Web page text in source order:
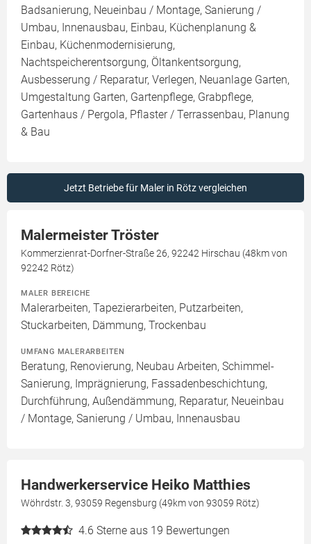
Badsanierung, Neueinbau / Montage, Sanierung /
Umbau, Innenausbau, Einbau, Küchenplanung &
Einbau, Küchenmodernisierung,
Nachtspeicherentsorgung, Öltankentsorgung,
Ausbesserung / Reparatur, Verlegen, Neuanlage Garten,
Umgestaltung Garten, Gartenpflege, Grabpflege,
Gartenhaus / Pergola, Pflaster / Terrassenbau, Planung
& Bau
Jetzt Betriebe für Maler in Rötz vergleichen
Malermeister Tröster
Kommerzienrat-Dorfner-Straße 26, 92242 Hirschau (48km von
92242 Rötz)
MALER BEREICHE
Malerarbeiten, Tapezierarbeiten, Putzarbeiten,
Stuckarbeiten, Dämmung, Trockenbau
UMFANG MALERARBEITEN
Beratung, Renovierung, Neubau Arbeiten, Schimmel-
Sanierung, Imprägnierung, Fassadenbeschichtung,
Durchführung, Außendämmung, Reparatur, Neueinbau
/ Montage, Sanierung / Umbau, Innenausbau
Handwerkerservice Heiko Matthies
Wöhrdstr. 3, 93059 Regensburg (49km von 93059 Rötz)
4.6 Sterne aus 19 Bewertungen